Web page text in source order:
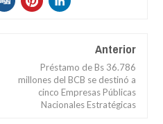
Anterior
Préstamo de Bs 36.786
millones del BCB se destinó a
cinco Empresas Públicas
Nacionales Estratégicas